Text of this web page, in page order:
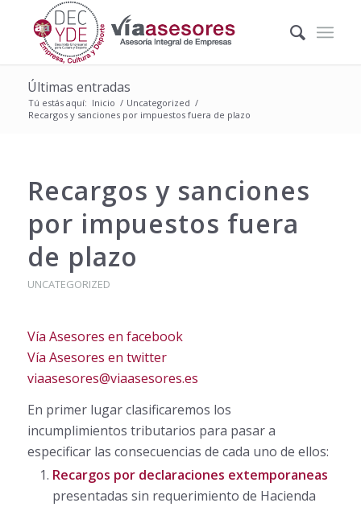
Últimas entradas
Tú estás aquí: Inicio / Uncategorized /
Recargos y sanciones por impuestos fuera de plazo
Recargos y sanciones
por impuestos fuera
de plazo
UNCATEGORIZED
Vía Asesores en facebook
Vía Asesores en twitter
viaasesores@viaasesores.es
En primer lugar clasificaremos los
incumplimientos tributarios para pasar a
especificar las consecuencias de cada uno de ellos:
Recargos por declaraciones extemporaneas
presentadas sin requerimiento de Hacienda